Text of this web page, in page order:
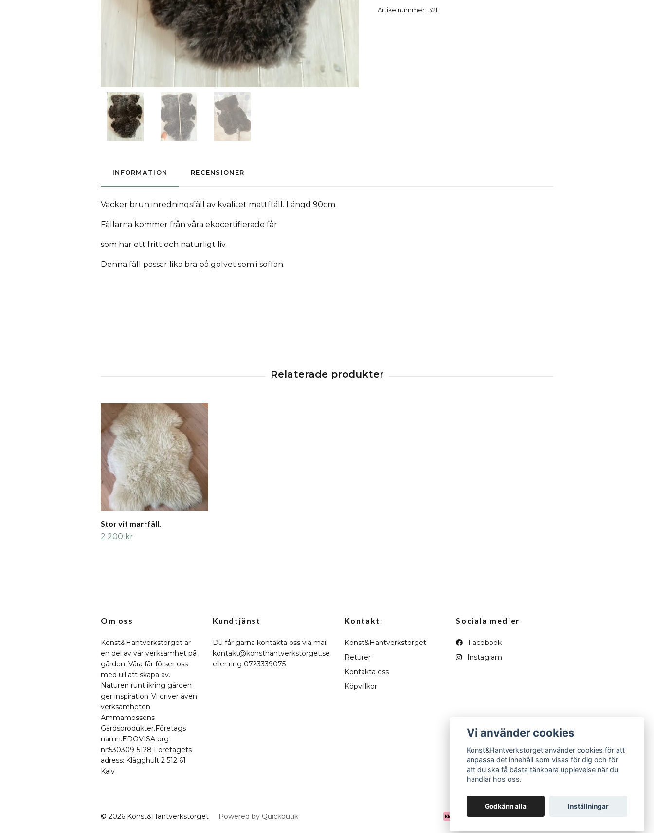
Artikelnummer: 321
INFORMATION RECENSIONER
Vacker brun inredningsfäll av kvalitet mattffäll. Längd 90cm.
Fällarna kommer från våra ekocertifierade får
som har ett fritt och naturligt liv.
Denna fäll passar lika bra på golvet som i soffan.
Stor vit marrfäll.
2 200 kr
Om oss
Konst&Hantverkstorget är
en del av vår verksamhet på
gården. Våra får förser oss
med ull att skapa av.
Naturen runt ikring gården
ger inspiration .Vi driver även
verksamheten
Ammamossens
Gårdsprodukter.Företags
namn:EDOVISA org
nr:530309-5128 Företagets
adress: Klägghult 2 512 61
Kalv
Kundtjänst
Du får gärna kontakta oss via mail
kontakt@konsthantverkstorget.se
eller ring 0723339075
Kontakt:
Konst&Hantverkstorget
Returer
Kontakta oss
Köpvillkor
Sociala medier
Facebook
Instagram
© 2026 Konst&Hantverkstorget Powered by Quickbutik
Vi använder cookies
Konst&Hantverkstorget använder cookies för att
anpassa det innehåll som visas för dig och för
att du ska få bästa tänkbara upplevelse när du
handlar hos oss.
Godkänn alla Inställningar